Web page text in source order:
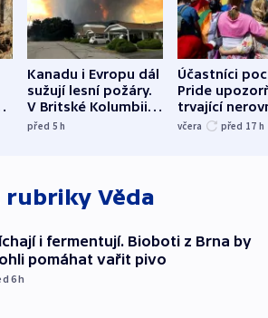
Kanadu i Evropu dál
sužují lesní požáry.
V Britské Kolumbii
evakuovali tisíce lidí
před 5h
Účastníci
Pride
trvající
včera před 17 h
rubriky Věda
i fermentují. Bioboti z Brna by
pomáhat vařit pivo
6h